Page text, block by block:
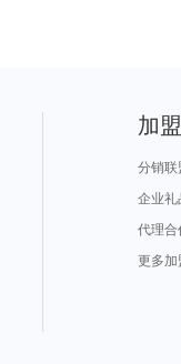
加
分销联
企业礼
代理合
更多加